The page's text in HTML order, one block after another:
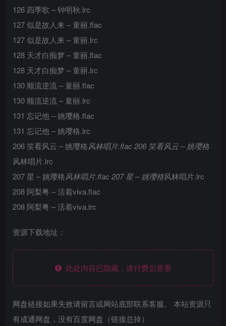
126 四季歌 – 钟明秋.lrc
127 似是故人来 – 童丽.flac
127 似是故人来 – 童丽.lrc
128 天才白痴梦 – 童丽.flac
128 天才白痴梦 – 童丽.lrc
130 顺流逆流 – 童丽.flac
130 顺流逆流 – 童丽.lrc
131 忘记他 – 姚璎格.flac
131 忘记他 – 姚璎格.lrc
206 笑看风云 – 姚璎格风林唱片.flac 206 笑看风云 – 姚璎格
风林唱片.lrc
207 星 – 姚璎格风林唱片.flac 207 星 – 姚璎格风林唱片.lrc
208 阿梨粤 – 活着viva.flac
208 阿梨粤 – 活着viva.lrc
资源下载地址：
此处内容已隐藏，请付费后查看
网盘链接如果失效请留言或网站底部联系客服。 本站资源只
有成通网盘，没有百度网盘（链接总掉）